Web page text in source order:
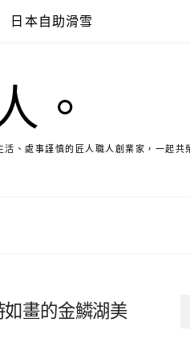
日本自助滑雪
。
、處事謹慎的匠人職人創業家，一起共
畫的金鱗湖美